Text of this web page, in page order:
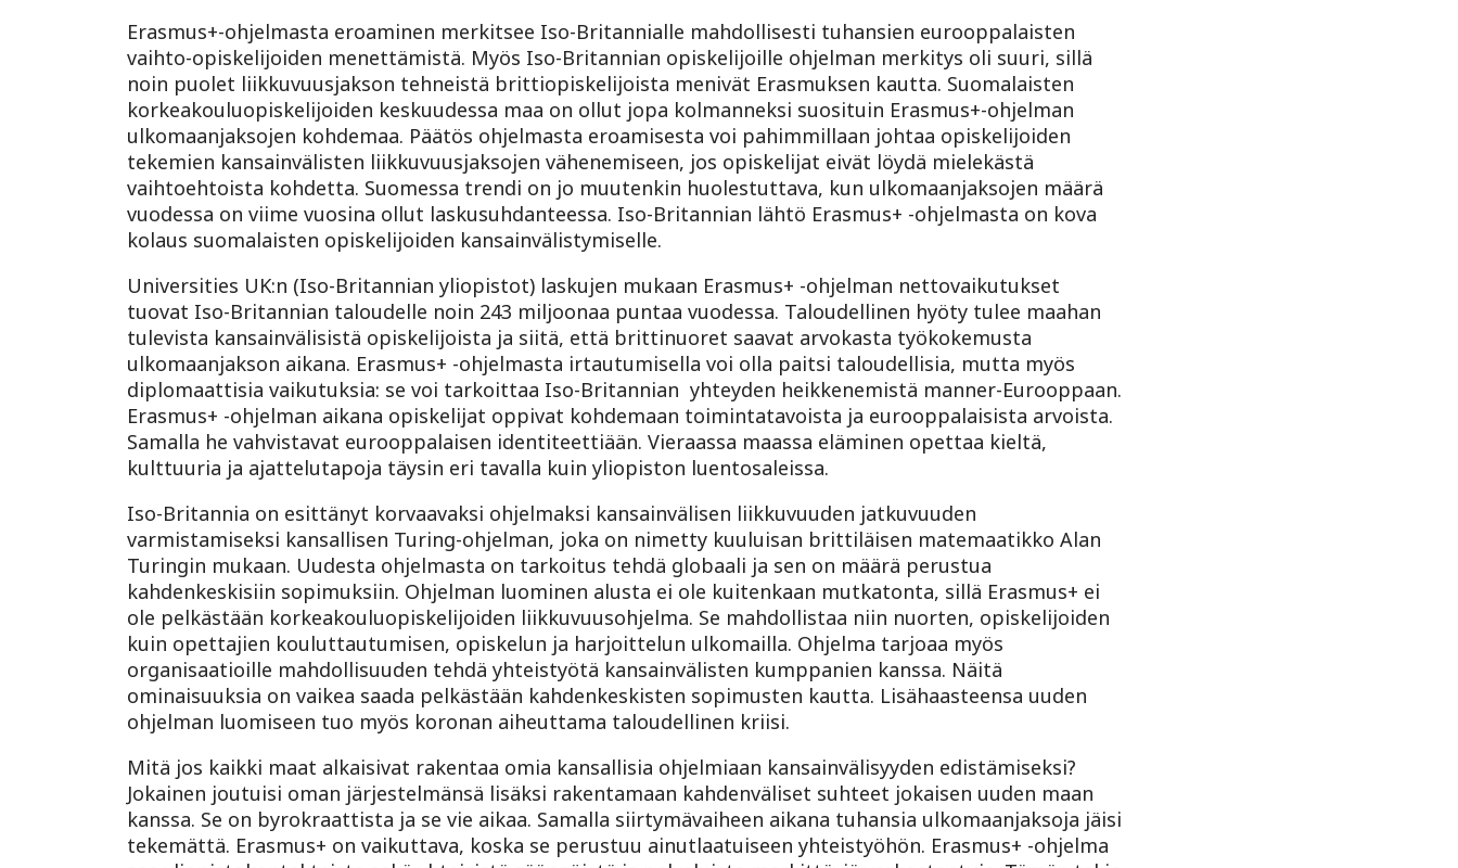
Erasmus+-ohjelmasta eroaminen merkitsee Iso-Britannialle mahdollisesti tuhansien eurooppalaisten
vaihto-opiskelijoiden menettämistä. Myös Iso-Britannian opiskelijoille ohjelman merkitys oli suuri, sillä
noin puolet liikkuvuusjakson tehneistä brittiopiskelijoista menivät Erasmuksen kautta. Suomalaisten
korkeakouluopiskelijoiden keskuudessa maa on ollut jopa kolmanneksi suosituin Erasmus+-ohjelman
ulkomaanjaksojen kohdemaa. Päätös ohjelmasta eroamisesta voi pahimmillaan johtaa opiskelijoiden
tekemien kansainvälisten liikkuvuusjaksojen vähenemiseen, jos opiskelijat eivät löydä mielekästä
vaihtoehtoista kohdetta. Suomessa trendi on jo muutenkin huolestuttava, kun ulkomaanjaksojen määrä
vuodessa on viime vuosina ollut laskusuhdanteessa. Iso-Britannian lähtö Erasmus+ -ohjelmasta on kova
kolaus suomalaisten opiskelijoiden kansainvälistymiselle.
Universities UK:n (Iso-Britannian yliopistot) laskujen mukaan Erasmus+ -ohjelman nettovaikutukset
tuovat Iso-Britannian taloudelle noin 243 miljoonaa puntaa vuodessa. Taloudellinen hyöty tulee maahan
tulevista kansainvälisistä opiskelijoista ja siitä, että brittinuoret saavat arvokasta työkokemusta
ulkomaanjakson aikana. Erasmus+ -ohjelmasta irtautumisella voi olla paitsi taloudellisia, mutta myös
diplomaattisia vaikutuksia: se voi tarkoittaa Iso-Britannian yhteyden heikkenemistä manner-Eurooppaan.
Erasmus+ -ohjelman aikana opiskelijat oppivat kohdemaan toimintatavoista ja eurooppalaisista arvoista.
Samalla he vahvistavat eurooppalaisen identiteettiään. Vieraassa maassa eläminen opettaa kieltä,
kulttuuria ja ajattelutapoja täysin eri tavalla kuin yliopiston luentosaleissa.
Iso-Britannia on esittänyt korvaavaksi ohjelmaksi kansainvälisen liikkuvuuden jatkuvuuden
varmistamiseksi kansallisen Turing-ohjelman, joka on nimetty kuuluisan brittiläisen matemaatikko Alan
Turingin mukaan. Uudesta ohjelmasta on tarkoitus tehdä globaali ja sen on määrä perustua
kahdenkeskisiin sopimuksiin. Ohjelman luominen alusta ei ole kuitenkaan mutkatonta, sillä Erasmus+ ei
ole pelkästään korkeakouluopiskelijoiden liikkuvuusohjelma. Se mahdollistaa niin nuorten, opiskelijoiden
kuin opettajien kouluttautumisen, opiskelun ja harjoittelun ulkomailla. Ohjelma tarjoaa myös
organisaatioille mahdollisuuden tehdä yhteistyötä kansainvälisten kumppanien kanssa. Näitä
ominaisuuksia on vaikea saada pelkästään kahdenkeskisten sopimusten kautta. Lisähaasteensa uuden
ohjelman luomiseen tuo myös koronan aiheuttama taloudellinen kriisi.
Mitä jos kaikki maat alkaisivat rakentaa omia kansallisia ohjelmiaan kansainvälisyyden edistämiseksi?
Jokainen joutuisi oman järjestelmänsä lisäksi rakentamaan kahdenväliset suhteet jokaisen uuden maan
kanssa. Se on byrokraattista ja se vie aikaa. Samalla siirtymävaiheen aikana tuhansia ulkomaanjaksoja jäisi
tekemättä. Erasmus+ on vaikuttava, koska se perustuu ainutlaatuiseen yhteistyöhön. Erasmus+ -ohjelma